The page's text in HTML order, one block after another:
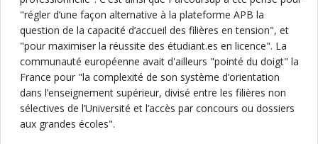
"régler d’une façon alternative à la plateforme APB la
question de la capacité d’accueil des filières en tension", et
"pour maximiser la réussite des étudiant.es en licence". La
communauté européenne avait d'ailleurs "pointé du doigt" la
France pour "la complexité de son système d’orientation
dans l’enseignement supérieur, divisé entre les filières non
sélectives de l’Université et l’accès par concours ou dossiers
aux grandes écoles".